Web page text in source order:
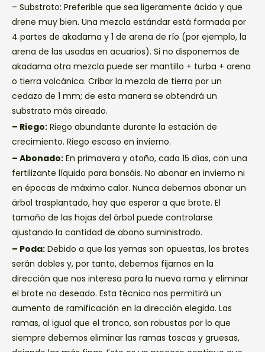
– Substrato: Preferible que sea ligeramente ácido y que
drene muy bien. Una mezcla estándar está formada por
4 partes de akadama y 1 de arena de río (por ejemplo, la
arena de las usadas en acuarios). Si no disponemos de
akadama otra mezcla puede ser mantillo + turba + arena
o tierra volcánica. Cribar la mezcla de tierra por un
cedazo de 1 mm; de esta manera se obtendrá un
substrato más aireado.
– Riego: Riego abundante durante la estación de
crecimiento. Riego escaso en invierno.
– Abonado: En primavera y otoño, cada 15 días, con una
fertilizante líquido para bonsáis. No abonar en invierno ni
en épocas de máximo calor. Nunca debemos abonar un
árbol trasplantado, hay que esperar a que brote. El
tamaño de las hojas del árbol puede controlarse
ajustando la cantidad de abono suministrado.
– Poda: Debido a que las yemas son opuestas, los brotes
serán dobles y, por tanto, debemos fijarnos en la
dirección que nos interesa para la nueva rama y eliminar
el brote no deseado. Esta técnica nos permitirá un
aumento de ramificación en la dirección elegida. Las
ramas, al igual que el tronco, son robustas por lo que
siempre debemos eliminar las ramas toscas y gruesas,